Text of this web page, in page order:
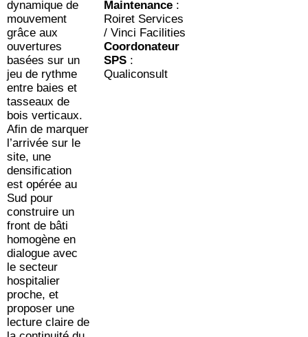
dynamique de
mouvement
grâce aux
ouvertures
basées sur un
jeu de rythme
entre baies et
tasseaux de
bois verticaux.
Afin de marquer
l’arrivée sur le
site, une
densification
est opérée au
Sud pour
construire un
front de bâti
homogène en
dialogue avec
le secteur
hospitalier
proche, et
proposer une
lecture claire de
Maintenance :
Roiret Services
/ Vinci Facilities
Coordonateur
SPS :
Qualiconsult